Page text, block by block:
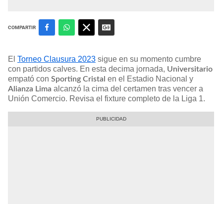
COMPARTIR
El Torneo Clausura 2023 sigue en su momento cumbre
con partidos calves. En esta decima jornada, Universitario
empató con Sporting Cristal en el Estadio Nacional y
Alianza Lima alcanzó la cima del certamen tras vencer a
Unión Comercio. Revisa el fixture completo de la Liga 1.